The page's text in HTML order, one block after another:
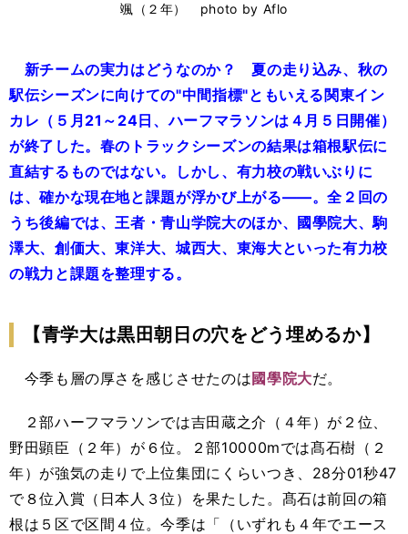
颯（２年） photo by Aflo
新チームの実力はどうなのか？ 夏の走り込み、秋の
駅伝シーズンに向けての"中間指標"ともいえる関東イン
カレ（５月21～24日、ハーフマラソンは４月５日開催）
が終了した。春のトラックシーズンの結果は箱根駅伝に
直結するものではない。しかし、有力校の戦いぶりに
は、確かな現在地と課題が浮かび上がる――。全２回の
うち後編では、王者・青山学院大のほか、國學院大、駒
澤大、創価大、東洋大、城西大、東海大といった有力校
の戦力と課題を整理する。
【青学大は黒田朝日の穴をどう埋めるか】
今季も層の厚さを感じさせたのは 國學院大だ。
２部ハーフマラソンでは吉田蔵之介（４年）が２位、
野田顕臣（２年）が６位。２部10000mでは髙石樹（２
年）が強気の走りで上位集団にくらいつき、 28分01秒47
で８位入賞（日本人３位）を果たした。髙石は前回の箱
根は５区で区間４位。今季は「（いずれも４年でエース